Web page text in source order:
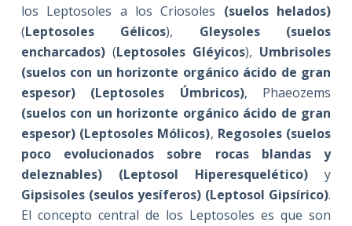
los Leptosoles a los Criosoles (suelos helados)
(Leptosoles Gélicos), Gleysoles (suelos
encharcados)(Leptosoles Gléyicos), Umbrisoles
(suelos con un horizonte orgánico ácido de gran
espesor) (Leptosoles Úmbricos), Phaeozems
(suelos con un horizonte orgánico ácido de gran
espesor) (Leptosoles Mólicos), Regosoles (suelos
poco evolucionados sobre rocas blandas y
deleznables) (Leptosol Hiperesquelético) y
Gipsisoles (seulos yesíferos) (Leptosol Gipsírico).
El concepto central de los Leptosoles es que son